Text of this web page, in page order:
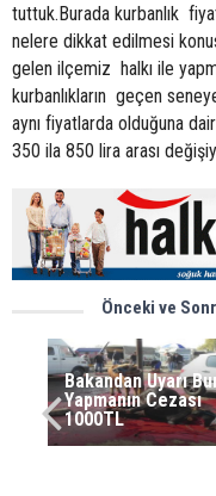
tuttuk.Burada kurbanlık
nelere dikkat edilmesi
gelen ilçemiz halkı ile
kurbanlıkların geçen
aynı fiyatlarda olduğuna
350 ila 850 lira arası
Önceki ve
Bakandan Uyarı
Yapmanın Cezası
1000TL